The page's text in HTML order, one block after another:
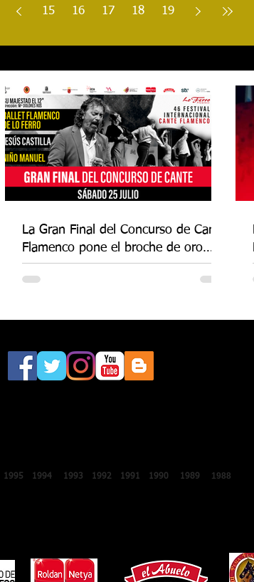
15 16 17 18 19
La Gran Final del Concurso de Cante
Flamenco pone el broche de oro
este sábado a la 46.ª edición del
Festival Internacional de Lo Ferro
1995 1994 1993 1992 1991 1990 1989 1988